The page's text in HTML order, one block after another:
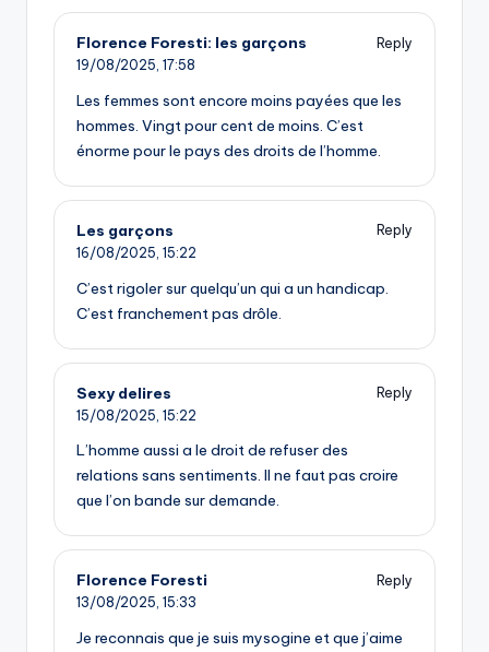
Florence Foresti: les garçons
Reply
19/08/2025, 17:58
Les femmes sont encore moins payées que les
hommes. Vingt pour cent de moins. C’est
énorme pour le pays des droits de l’homme.
Les garçons
Reply
16/08/2025, 15:22
C’est rigoler sur quelqu’un qui a un handicap.
C’est franchement pas drôle.
Sexy delires
Reply
15/08/2025, 15:22
L’homme aussi a le droit de refuser des
relations sans sentiments. Il ne faut pas croire
que l’on bande sur demande.
Florence Foresti
Reply
13/08/2025, 15:33
Je reconnais que je suis mysogine et que j’aime